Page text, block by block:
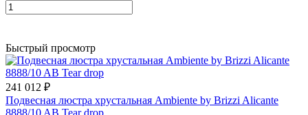
Быстрый просмотр
241 012 ₽
Подвесная люстра хрустальная Ambiente by Brizzi Alicante
8888/10 AB Tear drop